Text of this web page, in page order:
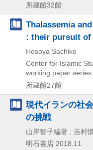
所蔵館32館
Thalassemia
: their pursuit of
Hosoya Sachiko
Center for Islamic
working paper series
所蔵館27館
現代イランの社
の挑戦
山岸智子編著 ; 吉村
明石書店 2018.11